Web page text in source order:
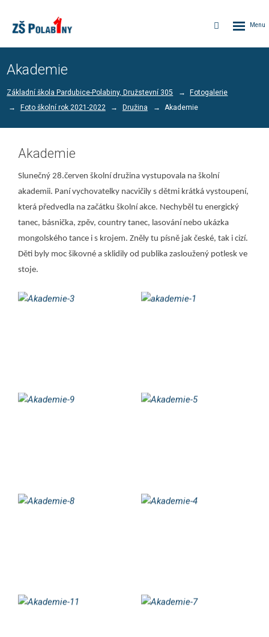
Vyhledávání
Akademie
Základní škola Pardubice-Polabiny, Družstevní 305
Fotogalerie
Foto školní rok 2021-2022
Družina Akademie
Akademie
Slunečný 28.červen školní družina vystupovala na školní
akademii. Paní vychovatelky nacvičily s dětmi krátká vystoupení,
která předvedla na začátku školní akce. Nechyběl tu energický
tanec, básnička, zpěv, country tanec, lasování nebo ukázka
mongolského tance i s krojem. Zněly tu písně jak české, tak i cizí.
Děti byly moc šikovné a sklidily od publika zasloužený potlesk ve
stoje.